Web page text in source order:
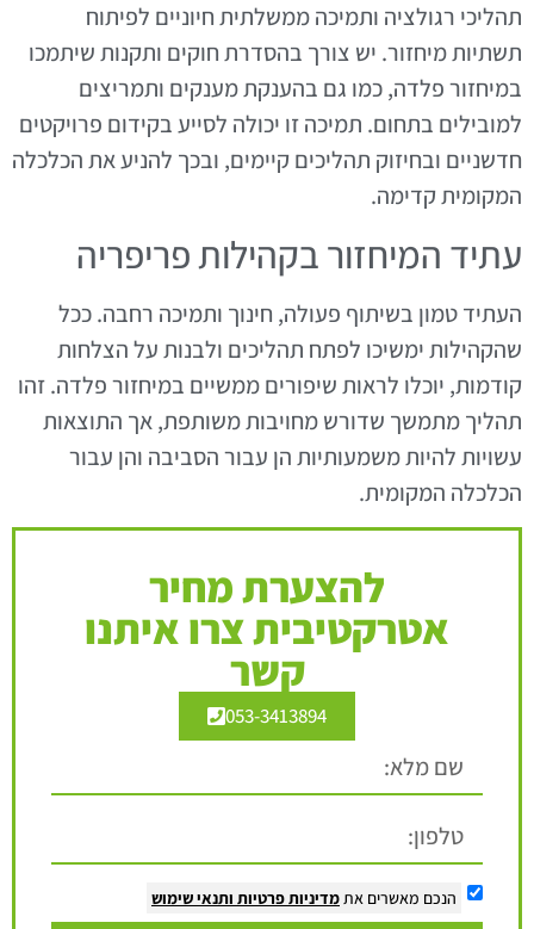
תהליכי רגולציה ותמיכה ממשלתית חיוניים לפיתוח
תשתיות מיחזור. יש צורך בהסדרת חוקים ותקנות שיתמכו
במיחזור פלדה, כמו גם בהענקת מענקים ותמריצים
למובילים בתחום. תמיכה זו יכולה לסייע בקידום פרויקטים
חדשניים ובחיזוק תהליכים קיימים, ובכך להניע את הכלכלה
המקומית קדימה.
עתיד המיחזור בקהילות פריפריה
העתיד טמון בשיתוף פעולה, חינוך ותמיכה רחבה. ככל
שהקהילות ימשיכו לפתח תהליכים ולבנות על הצלחות
קודמות, יוכלו לראות שיפורים ממשיים במיחזור פלדה. זהו
תהליך מתמשך שדורש מחויבות משותפת, אך התוצאות
עשויות להיות משמעותיות הן עבור הסביבה והן עבור
הכלכלה המקומית.
להצערת מחיר
אטרקטיבית צרו איתנו
קשר
053-3413894
הנכם מאשרים אתמדיניות פרטיות ותנאי שימוש